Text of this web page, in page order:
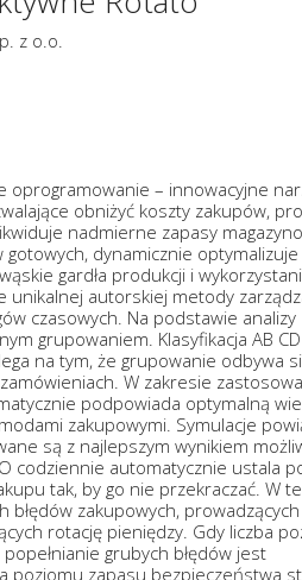
z o.o.
oprogramowanie – innowacyjne
obniżyć koszty zakupów,
nadmierne zapasy
dynamicznie
gardła produkcji i
unikalnej autorskiej metody
czasowych. Na podstawie analizy
grupowaniem. Klasyfikacja AB CD
na tym, że grupowanie odbywa
W zakresie
podpowiada optymalną
zakupowymi. Symulacje
są z najlepszym wynikiem
codziennie automatycznie ustala
tak, by go nie przekraczać. W
zakupowych,
rotację pieniędzy. Gdy liczba
grubych błędów jest
poziomu zapasu bezpieczeństwa